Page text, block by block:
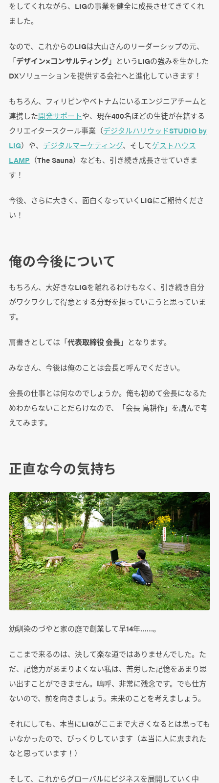
をしてくれながら、LIGの事業を健全に成長させてきてくれ
ました。
なので、これからのLIGは大山さんのリーダーシップの元、
「デザイン×コンサルティング」というLIGの強みを生かした
DXソリューションを提供する会社へと進化していきます！
もちろん、フィリピンやベトナムにいるエンジニアチームと
連携した開発サポートや、現在400名ほどの生徒が在籍する
クリエイタースクール事業（デジタルハリウッドSTUDIO by
LIG）や、 デジタルマーケティング、そしてゲストハウス
LAMP （The Sauna）なども、引き続き成長させていきま
す！
今後、さらに大きく、面白くなっていくLIGにご期待くださ
い！
俺の今後について
もちろん、大好きなLIGを離れるわけもなく、引き続き自分
がワクワクして得意とする分野を担っていこうと思っていま
す。
肩書きとしては「代表取締役 会長」となります。
みなさん、今後は俺のことは会長と呼んでください。
会長の仕事とは何なのでしょうか。俺も初めて会長になるた
めわからないことだらけなので、「会長 島耕作」を読んで考
えてみます。
正直な今の気持ち
幼馴染のづやと家の庭で創業して早14年……。
ここまで来るのは、決して楽な道ではありませんでした。た
だ、記憶力があまりよくない私は、苦労した記憶をあまり思
い出すことができません。嗚呼、非常に残念です。でも仕方
ないので、前を向きましょう。未来のことを考えましょう。
それにしても、本当にLIGがここまで大きくなるとは思っても
いなかったので、びっくりしています（本当に人に恵まれた
なと思っています！）
そして、これからグローバルにビジネスを展開していく中